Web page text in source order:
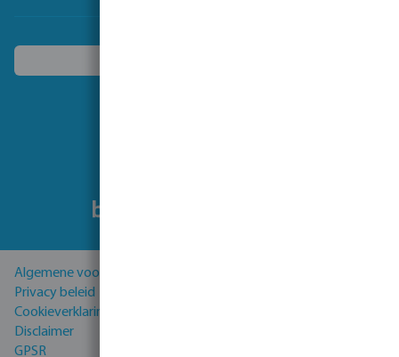
Algemene voorwaarden
Privacy beleid
Cookieverklaring
Disclaimer
GPSR